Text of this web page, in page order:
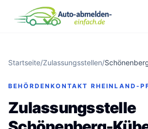
Startseite/Zulassungsstellen/
BEHÖRDENKONTAKT RHEINLAND-
Zulassungsstelle